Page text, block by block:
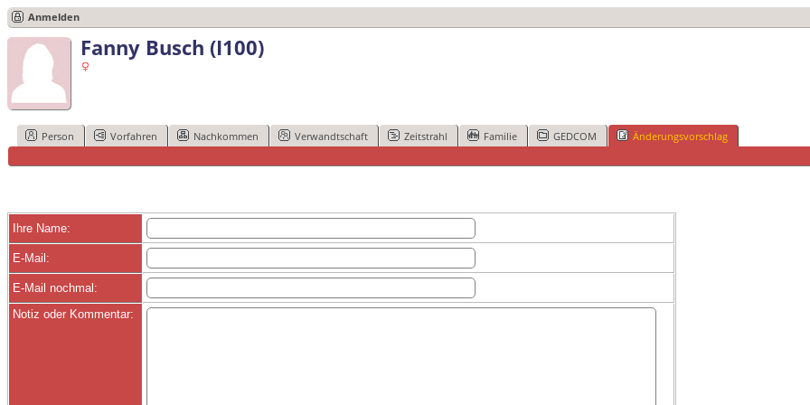
Anmelden
Fanny Busch (I100)
Person Vorfahren Nachkommen Verwandtschaft Zeitstrahl Familie GEDCOM Änderungsvorschlag
Ihre Name:
E-Mail:
E-Mail nochmal:
Notiz oder Kommentar: